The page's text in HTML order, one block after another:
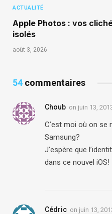
ACTUALITÉ
Apple Photos : vos
isolés
août 3, 2026
54 commentaires
Choub on juin 13,
C’est moi où on se
Samsung?
J’espère que
dans ce nouvel iOS!
Cédric on juin 13,